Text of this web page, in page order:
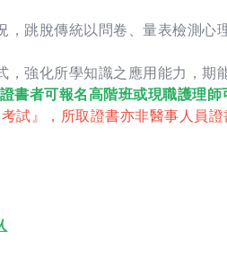
跳脫傳統以問卷、量表檢測心
強化所學知識之應用能力，期
書者可報名高階班或現職護理
試』，所取證書亦非醫事人員